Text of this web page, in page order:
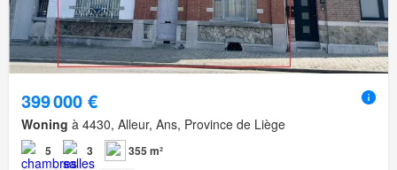
399 000 €
Woning à 4430, Alleur, Ans, Province de Liège
5 3 355 m²